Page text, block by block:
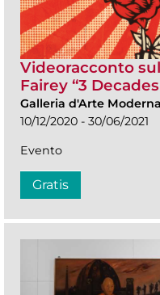
Videoracconto
Fairey “3
Galleria d'Arte Moderna
10/12/2020 - 30/06/2021
Evento
Gratis